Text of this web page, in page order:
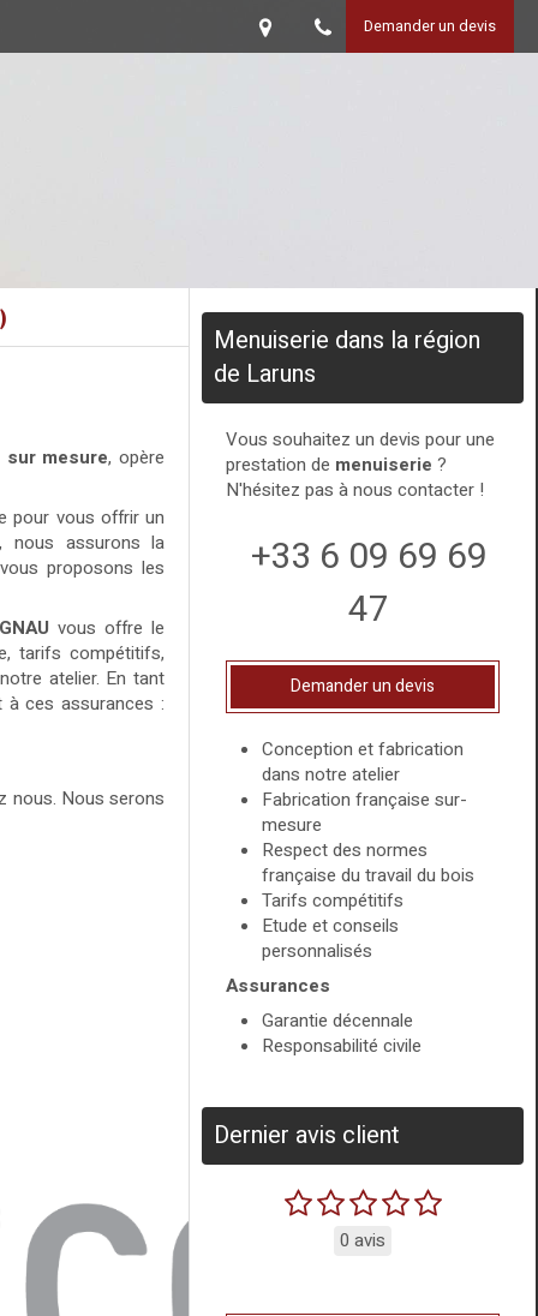
Demander un devis
mesure, opère
pour vous offrir un
nous assurons la
proposons les
vous offre le
tarifs compétitifs,
atelier. En tant
à ces assurances :
nous. Nous serons
Menuiserie dans la région
de Laruns
Vous souhaitez un devis pour une
prestation de menuiserie ?
N'hésitez pas à nous contacter !
+33 6 09 69 69
47
Demander un devis
Conception et fabrication
dans notre atelier
Fabrication française sur-
mesure
Respect des normes
française du travail du bois
Tarifs compétitifs
Etude et conseils
personnalisés
Assurances
Garantie décennale
Responsabilité civile
Dernier avis client
0 avis